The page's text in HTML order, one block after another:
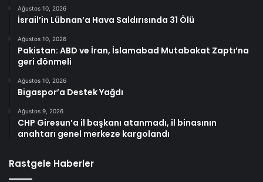
Ağustos 10, 2026
İsrail’in Lübnan’a Hava Saldırısında 31 Ölü
Ağustos 10, 2026
Pakistan: ABD ve İran, İslamabad Mutabakat Zaptı’na
geri dönmeli
Ağustos 10, 2026
Bigaspor’a Destek Yağdı
Ağustos 9, 2026
CHP Giresun’a il başkanı atanmadı, il binasının
anahtarı genel merkeze kargolandı
Rastgele Haberler